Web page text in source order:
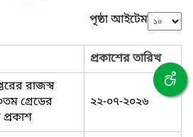
পৃষ্ঠা আইটেম
প্রকাশের তারিখ
রাজস্ব
গ্রেডের
প্রকাশ
২২-০৭-২০২৬